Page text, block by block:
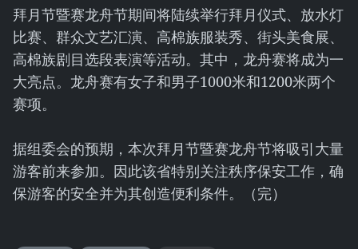
拜月节暨赛龙舟节期间将陆续举行拜月仪式、放水灯
比赛、群众文艺汇演、高棉族服装秀、街头美食展、
高棉族剧目选段表演等活动。其中，龙舟赛将成为一
大亮点。龙舟赛有女子和男子1000米和1200米两个
赛项。
据组委会的预期，本次拜月节暨赛龙舟节将吸引大量
游客前来参加。因此该省特别关注秩序保安工作，确
保游客的安全并为其创造便利条件。（完）